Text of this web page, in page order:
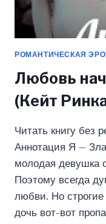
РОМАНТИЧЕСКАЯ
Любовь
(Кейт
Читать книгу без
Аннотация Я –
молодая девушка
Поэтому всегда
любви. Но
дочь вот-вот